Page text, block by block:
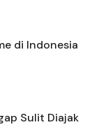
di Indonesia
Sulit Diajak